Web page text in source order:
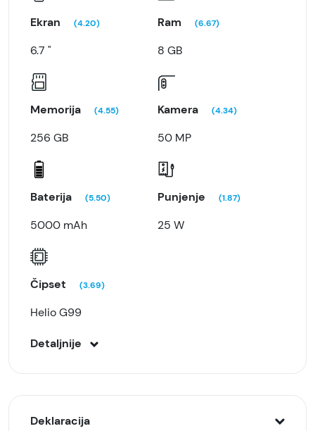
Ekran (4.20)
6.7 "
Ram (6.67)
8 GB
Memorija (4.55)
256 GB
Kamera (4.34)
50 MP
Baterija (5.50)
5000 mAh
Punjenje (1.87)
25 W
Čipset (3.69)
Helio G99
Detaljnije
Deklaracija